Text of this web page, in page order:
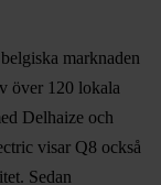
marknaden
över 120 lokala
Delhaize och
visar Q8 också
Sedan